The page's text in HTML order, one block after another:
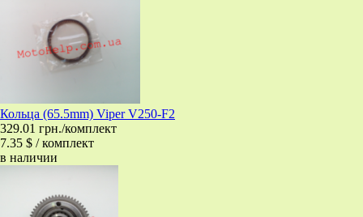
Кольца (65.5mm) Viper V250-F2
329.01 грн./комплект
7.35 $ / комплект
в наличии